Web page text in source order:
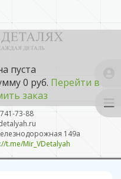
пуста
0 руб. Перейти в
заказ
73-88
149а
t.me/Mir_VDetalyah